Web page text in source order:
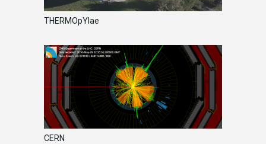
THERMOpYlae
CERN